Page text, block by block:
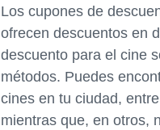
Los cupones de
ofrecen descuentos en
descuento para el cine
métodos. Puedes
cines en tu ciudad,
mientras que, en otros,